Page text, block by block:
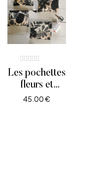
Les pochettes
fleurs et
broderies
45.00€